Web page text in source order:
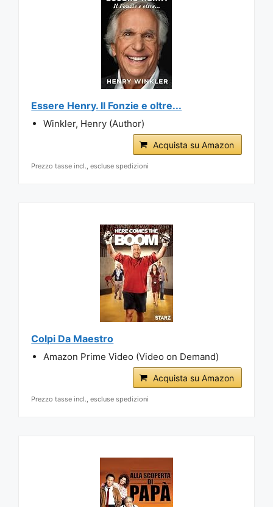
Essere Henry. Il Fonzie e oltre...
Winkler, Henry (Author)
Acquista su Amazon
Prezzo tasse incl., escluse spedizioni
Colpi Da Maestro
Amazon Prime Video (Video on Demand)
Acquista su Amazon
Prezzo tasse incl., escluse spedizioni